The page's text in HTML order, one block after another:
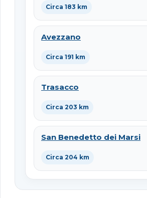
Circa 183 km
Avezzano
Circa 191 km
Trasacco
Circa 203 km
San Benedetto dei Marsi
Circa 204 km